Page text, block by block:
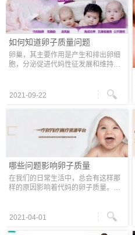
如何知道卵子质量问题
卵巢，其主要作用是产生和排出卵细
胞，分泌促进代妈性征发展和维持性
受精能力降低，胚胎质量也随之下
2021-09-22
哪些问题影响卵子质量
在我们的日常生活中，总会有这样那
样的原因影响着代妈的卵子质量。因
代妈而言十分重要，应引起充分重
2021-04-01